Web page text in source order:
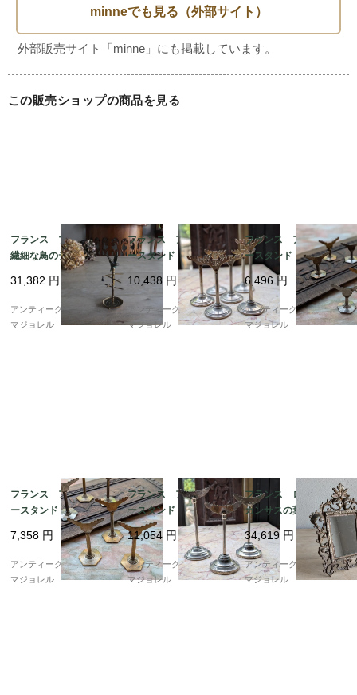
この販売ショップの商品を見る
フランス ブロンズの
繊細な鳥のデザインの
小さなアクセサリース
タンド 7570
31,382 円
アンティークギャラリー
マジョレル
フランス アクセサリ
ースタンド ARの文字
入り 7070
10,438 円
アンティークギャラリー
マジョレル
フランス アクセサリ
ースタンド 7071
6,496円
アンティークギャラリー
マジョレル
フランス アクセサリ
ースタンド 7073
7,358 円
アンティークギャラリー
マジョレル
フランス アクセサリ
ースタンド 7069
11,054 円
アンティークギャラリー
マジョレル
フランス ロココ ア
カンサスの葉のブロン
ズミラー 7194
34,619 円
アンティークギャラリー
マジョレル